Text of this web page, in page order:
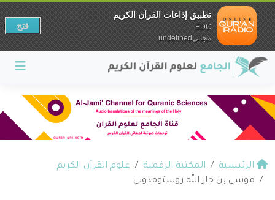
الرئيسية المكتبة الرقمية
علوم القرآن الكريم
موسى بن جار الله روستوفدوني
تطبيق إذاعات القرآن الكريم
EDC
مجانيundefined
فتح